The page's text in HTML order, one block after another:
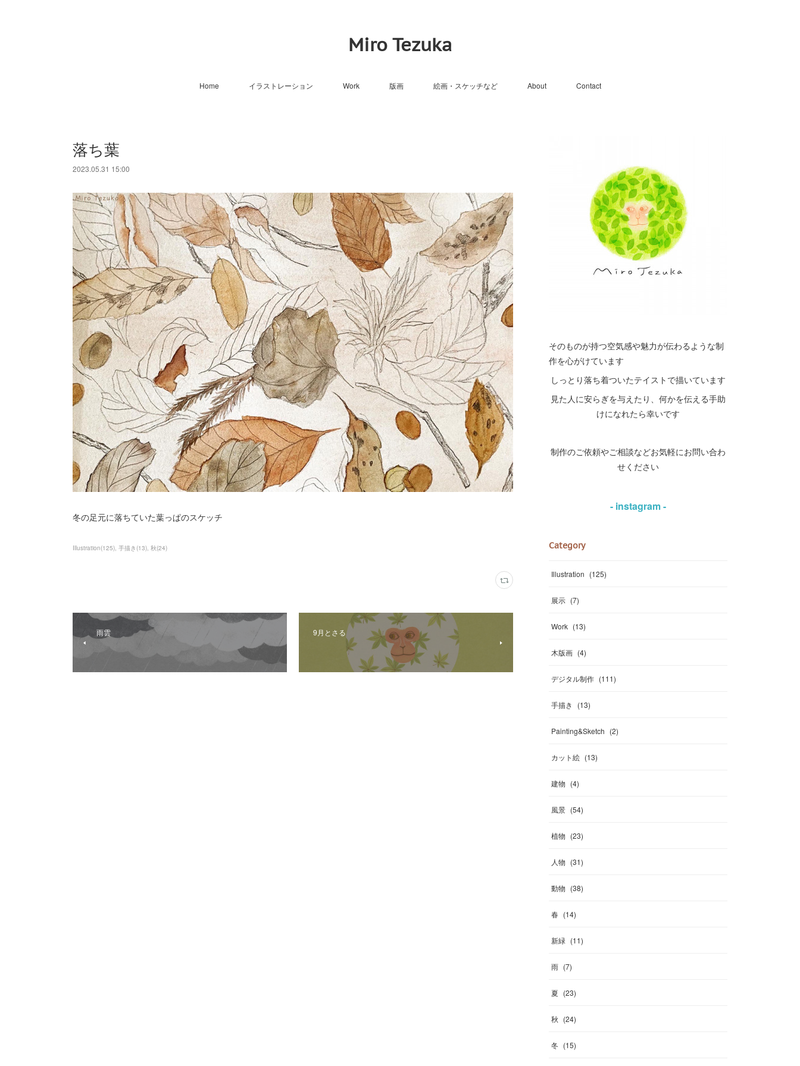
Miro Tezuka
Home イラストレーション Work 版画 絵画・スケッチなど About Contact
落ち葉
2023.05.31 15:00
冬の足元に落ちていた葉っぱのスケッチ
Illustration(125) 手描き (13) 秋(24)
雨雲 9月とさる
そのものが持つ空気感や魅力が伝わるような制
作を心がけています
しっとり落ち着ついたテイストで描いています
見た人に安らぎを与えたり、何かを伝える手助
けになれたら幸いです
制作のご依頼やご相談などお気軽にお問い合わ
せください
- instagram -
Category
Illustration (125)
展示 (7)
Work (13)
木版画 (4)
デジタル制作 (111)
手描き (13)
Painting&Sketch (2)
カット絵 (13)
建物 (4)
風景 (54)
植物 (23)
人物 (31)
動物 (38)
春 (14)
新緑 (11)
雨 (7)
夏 (23)
秋 (24)
冬 (15)